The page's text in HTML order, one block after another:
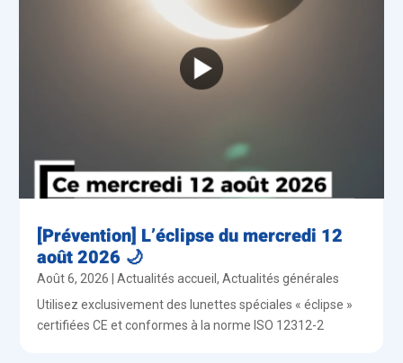
[Prévention] L’éclipse du mercredi 12
août 2026 🌙
Août 6, 2026 |Actualités accueil,Actualités générales
Utilisez exclusivement des lunettes spéciales « éclipse »
certifiées CE et conformes à la norme ISO 12312-2